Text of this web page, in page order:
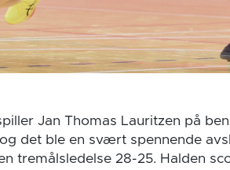
Jan Thomas Lauritzen på
det ble en svært spennende
tremålsledelse 28-25. Halden